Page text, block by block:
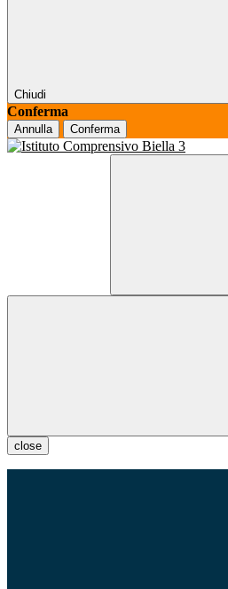
Chiudi
Conferma
Annulla Conferma
close